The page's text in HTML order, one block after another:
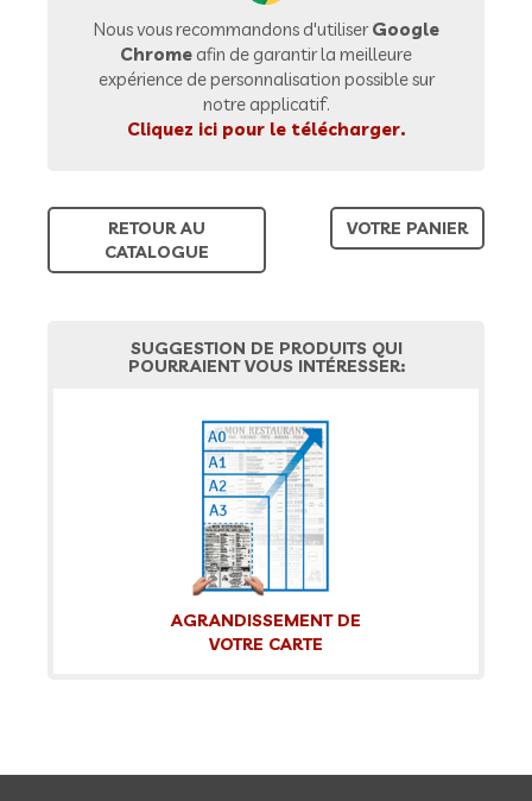
Nous vous recommandons d'utiliserGoogle
Chrome afin de garantir la meilleure
expérience de personnalisation possible sur
notre applicatif.
Cliquez ici pour le télécharger.
RETOUR AU
CATALOGUE
VOTRE PANIER
SUGGESTION DE PRODUITS QUI
POURRAIENT VOUS INTÉRESSER:
AGRANDISSEMENT DE
VOTRE CARTE